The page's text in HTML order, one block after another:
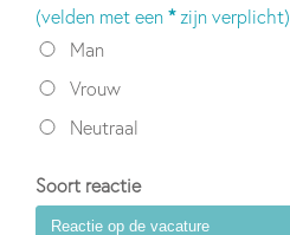
(velden met een*zijn verplicht)
Man
Vrouw
Neutraal
Soort reactie